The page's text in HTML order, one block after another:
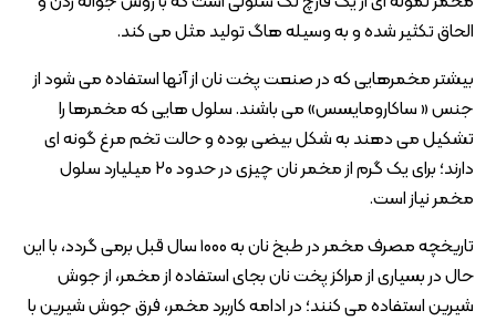
الحاق تکثیر شده و به وسیله هاگ تولید مثل می کند.
بیشتر مخمرهایی که در صنعت پخت نان از آنها استفاده می شود از
جنس « ساکارومایسس» می باشند. سلول هایی که مخمرها را
تشکیل می دهند به شکل بیضی بوده و حالت تخم مرغ گونه ای
دارند؛ برای یک گرم از مخمر نان چیزی در حدود ۲۰ میلیارد سلول
مخمر نیاز است.
تاریخچه مصرف مخمر در طبخ نان به ۱۰۰۰ سال قبل برمی ‌گردد، با این
حال در بسیاری از مراکز پخت نان بجای استفاده از مخمر، از جوش
شیرین استفاده می کنند؛ در ادامه کاربرد مخمر، فرق جوش شیرین با